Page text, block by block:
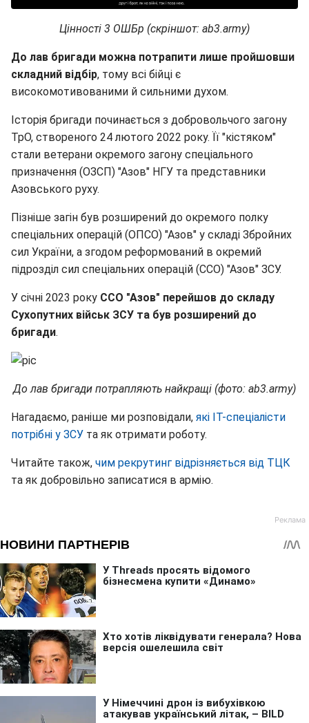
Цінності 3 ОШБр (скріншот: ab3.army)
До лав бригади можна потрапити лише пройшовши
складний відбір, тому всі бійці є
високомотивованими й сильними духом.
Історія бригади починається з добровольчого загону
ТрО, створеного 24 лютого 2022 року. Її "кістяком"
стали ветерани окремого загону спеціального
призначення (ОЗСП) "Азов" НГУ та представники
Азовського руху.
Пізніше загін був розширений до окремого полку
спеціальних операцій (ОПСО) "Азов" у складі Збройних
сил України, а згодом реформований в окремий
підрозділ сил спеціальних операцій (ССО) "Азов" ЗСУ.
У січні 2023 року ССО "Азов" перейшов до складу
Сухопутних військ ЗСУ та був розширений до
бригади.
До лав бригади потрапляють найкращі (фото: ab3.army)
Нагадаємо, раніше ми розповідали, які ІТ-спеціалісти
потрібні у ЗСУ та як отримати роботу.
Читайте також, чим рекрутинг відрізняється від ТЦК
та як добровільно записатися в армію.